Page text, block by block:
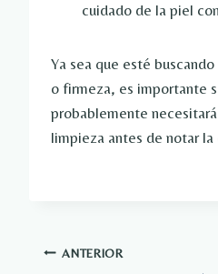
cuidado de la piel
Ya sea que esté
o firmeza, es importante
probablemente
limpieza antes de notar
Navegación
ANTERIOR